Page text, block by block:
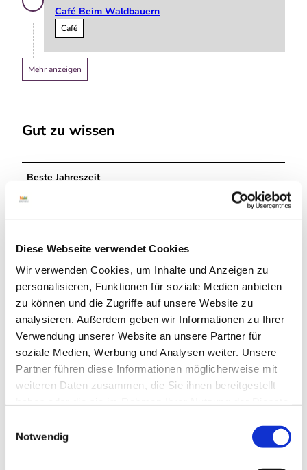
Diese Webseite verwendet Cookies
Wir verwenden Cookies, um Inhalte und Anzeigen zu
personalisieren, Funktionen für soziale Medien anbieten
zu können und die Zugriffe auf unsere Website zu
analysieren. Außerdem geben wir Informationen zu Ihrer
Verwendung unserer Website an unsere Partner für
soziale Medien, Werbung und Analysen weiter. Unsere
Partner führen diese Informationen möglicherweise mit
weiteren Daten zusammen, die Sie ihnen bereitgestellt
Notwendig
Café Beim Waldbauern
Café
Mehr anzeigen
Gut zu wissen
Beste Jahreszeit
Sep Okt Nov
Autor:in
Grafschaft Bentheim Tourismus
Organisation
Lizenz (Stammdaten)
Grafschaft Bentheim Tourismus